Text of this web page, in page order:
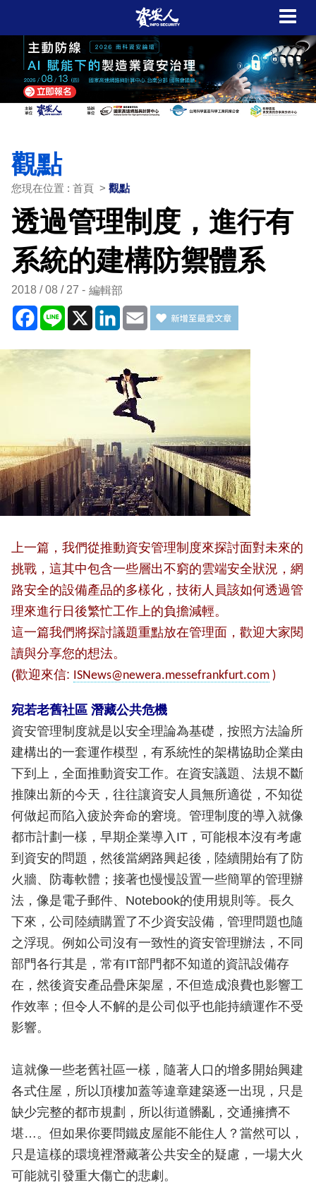
觀點
您現在位置 : 首頁 > 觀點
透過管理制度，進行有
系統的建構防禦體系
2018 / 08 / 27 編輯部
Facebook
Line X LinkedIn
Email
上一篇，我們從推動資安管理制度來探討面對未來的
挑戰，這其中包含一些層出不窮的雲端安全狀況，網
路安全的設備產品的多樣化，技術人員該如何透過管
理來進行日後繁忙工作上的負擔減輕。
這一篇我們將探討議題重點放在管理面，歡迎大家閱
讀與分享您的想法。
(歡迎來信: ISNews@newera.messefrankfurt.com)
宛若老舊社區 潛藏公共危機
資安管理制度就是以安全理論為基礎，按照方法論所
建構出的一套運作模型，有系統性的架構協助企業由
下到上，全面推動資安工作。在資安議題、法規不斷
推陳出新的今天，往往讓資安人員無所適從，不知從
何做起而陷入疲於奔命的窘境。管理制度的導入就像
都市計劃一樣，早期企業導入IT，可能根本沒有考慮
到資安的問題，然後當網路興起後，陸續開始有了防
火牆、防毒軟體；接著也慢慢設置一些簡單的管理辦
法，像是電子郵件、Notebook的使用規則等。長久
下來，公司陸續購置了不少資安設備，管理問題也隨
之浮現。例如公司沒有一致性的資安管理辦法，不同
部門各行其是，常有IT部門都不知道的資訊設備存
在，然後資安產品疊床架屋，不但造成浪費也影響工
作效率；但令人不解的是公司似乎也能持續運作不受
影響。
這就像一些老舊社區一樣，隨著人口的增多開始興建
各式住屋，所以頂樓加蓋等違章建築逐一出現，只是
缺少完整的都市規劃，所以街道髒亂，交通擁擠不
堪…。但如果你要問鐵皮屋能不能住人？當然可以，
只是這樣的環境裡潛藏著公共安全的疑慮，一場大火
可能就引發重大傷亡的悲劇。